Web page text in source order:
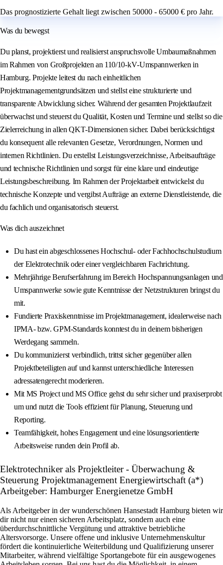
Das prognostizierte Gehalt liegt zwischen 50000 - 65000 € pro Jahr.
Was du bewegst
Du planst, projektierst und realisierst anspruchsvolle Umbaumaßnahmen
im Rahmen von Großprojekten an 110/10‑kV‑Umspannwerken in
Hamburg. Projekte leitest du nach einheitlichen
Projektmanagementgrundsätzen und stellst eine strukturierte und
transparente Abwicklung sicher. Während der gesamten Projektlaufzeit
überwachst und steuerst du Qualität, Kosten und Termine und stellst so die
Zielerreichung in allen QKT‑Dimensionen sicher. Dabei berücksichtigst
du konsequent alle relevanten Gesetze, Verordnungen, Normen und
internen Richtlinien. Du erstellst Leistungsverzeichnisse, Arbeitsaufträge
und technische Richtlinien und sorgst für eine klare und eindeutige
Leistungsbeschreibung. Im Rahmen der Projektarbeit entwickelst du
technische Konzepte und vergibst Aufträge an externe Dienstleistende, die
du fachlich und organisatorisch steuerst.
Was dich auszeichnet
Du hast ein abgeschlossenes Hochschul- oder Fachhochschulstudium
der Elektrotechnik oder einer vergleichbaren Fachrichtung.
Mehrjährige Berufserfahrung im Bereich Hochspannungsanlagen und
Umspannwerke sowie gute Kenntnisse der Netzstrukturen bringst du
mit.
Fundierte Praxiskenntnisse im Projektmanagement, idealerweise nach
IPMA- bzw. GPM‑Standards konntest du in deinem bisherigen
Werdegang sammeln.
Du kommunizierst verbindlich, trittst sicher gegenüber allen
Projektbeteiligten auf und kannst unterschiedliche Interessen
adressatengerecht moderieren.
Mit MS Project und MS Office gehst du sehr sicher und praxiserprobt
um und nutzt die Tools effizient für Planung, Steuerung und
Reporting.
Teamfähigkeit, hohes Engagement und eine lösungsorientierte
Arbeitsweise runden dein Profil ab.
Elektrotechniker als Projektleiter - Überwachung &
Steuerung Projektmanagement Energiewirtschaft (a*)
Arbeitgeber: Hamburger Energienetze GmbH
Als Arbeitgeber in der wunderschönen Hansestadt Hamburg bieten wir
dir nicht nur einen sicheren Arbeitsplatz, sondern auch eine
überdurchschnittliche Vergütung und attraktive betriebliche
Altersvorsorge. Unsere offene und inklusive Unternehmenskultur
fördert die kontinuierliche Weiterbildung und Qualifizierung unserer
Mitarbeiter, während vielfältige Sportangebote für ein ausgewogenes